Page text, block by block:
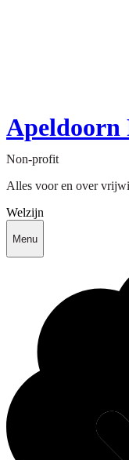
Apeldoorn
Non-profit
Alles voor en over
Welzijn
Menu